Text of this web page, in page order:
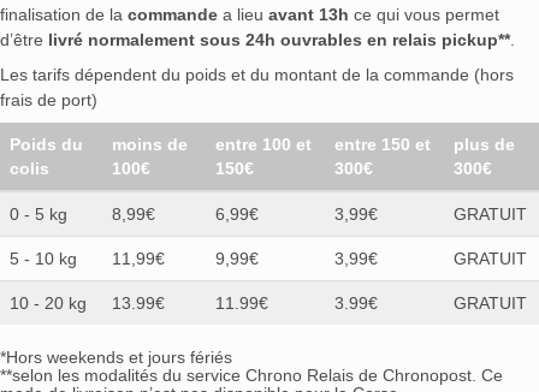
finalisation de la commande a lieu avant 13h ce qui vous permet
d’être livré normalement sous 24h ouvrables en relais pickup**.
Les tarifs dépendent du poids et du montant de la commande (hors
frais de port)
Poids du
colis
moins de
100€
entre 100 et
150€
entre 150 et
300€
plus de
300€
0 - 5 kg 8,99€ 6,99€ 3,99€ GRATUIT
5 - 10 kg 11,99€ 9,99€ 3,99€ GRATUIT
10 - 20 kg 13.99€ 11.99€ 3.99€ GRATUIT
*Hors weekends et jours fériés
**selon les modalités du service Chrono Relais de Chronopost. Ce